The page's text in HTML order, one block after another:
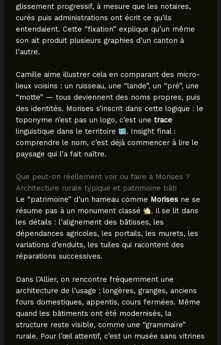
glissement progressif, à mesure que les notaires,
curés puis administrations ont écrit ce qu’ils
entendaient. Cette “fixation” explique qu’un même
son ait produit plusieurs graphies d’un canton à
l’autre.
Camille aime illustrer cela en comparant des micro-
lieux voisins : un ruisseau, une “lande”, un “pré”, une
“motte” — tous deviennent des noms propres, puis
des identités. Morises s’inscrit dans cette logique : le
toponyme n’est pas un logo, c’est une trace
linguistique dans le territoire
. Insight final :
comprendre le nom, c’est déjà commencer à lire le
paysage qui l’a fait naître.
Que peut-on réellement voir ou faire à Morises ?
Architecture rurale typique et patrimoine bâti
Le “patrimoine” d’un hameau comme Morisesne se
résume pas à un monument classé
. Il se lit dans
les détails : l’alignement des bâtisses, les
dépendances agricoles, les portails, les murets, les
variations d’enduits, les tuiles qui racontent des
réparations successives.
Dans l’Allier, on rencontre fréquemment une
architecture de l’usage : longères, granges, anciens
fours domestiques, appentis, cours fermées. Même
quand les bâtiments ont été modernisés, la
structure reste visible, comme une “grammaire”
rurale. Pour l’œil attentif, c’est un musée sans vitrines